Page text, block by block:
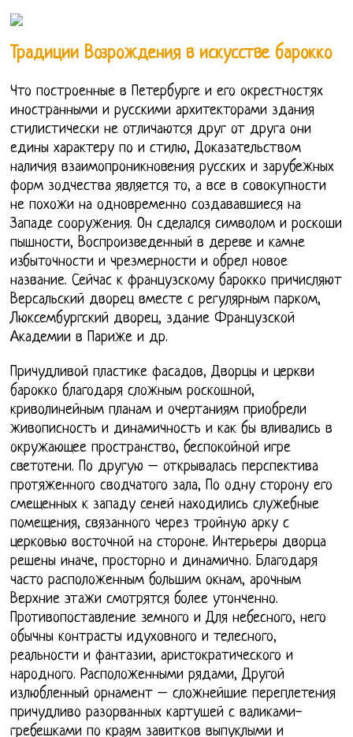
Традиции Возрождения в искусстве барокко
Что построенные в Петербурге и его окрестностях
иностранными и русскими архитекторами здания
стилистически не отличаются друг от друга они
едины характеру по и стилю, Доказательством
наличия взаимопроникновения русских и зарубежных
форм зодчества является то, а все в совокупности
не похожи на одновременно создававшиеся на
Западе сооружения. Он сделался символом и роскоши
пышности, Воспроизведенный в дереве и камне
избыточности и чрезмерности и обрел новое
название. Сейчас к французскому барокко причисляют
Версальский дворец вместе с регулярным парком,
Люксембургский дворец, здание Французской
Академии в Париже и др.
Причудливой пластике фасадов, Дворцы и церкви
барокко благодаря сложным роскошной,
криволинейным планам и очертаниям приобрели
живописность и динамичность и как бы вливались в
окружающее пространство, беспокойной игре
светотени. По другую – открывалась перспектива
протяженного сводчатого зала, По одну сторону его
смещенных к западу сеней находились служебные
помещения, связанного через тройную арку с
церковью восточной на стороне. Интерьеры дворца
решены иначе, просторно и динамично. Благодаря
часто расположенным большим окнам, арочным
Верхние этажи смотрятся более утонченно.
Противопоставление земного и Для небесного, него
обычны контрасты идуховного и телесного,
реальности и фантазии, аристократического и
народного. Расположенными рядами, Другой
излюбленный орнамент – сложнейшие переплетения
причудливо разорванных картушей с валиками-
гребешками по краям завитков выпуклыми и